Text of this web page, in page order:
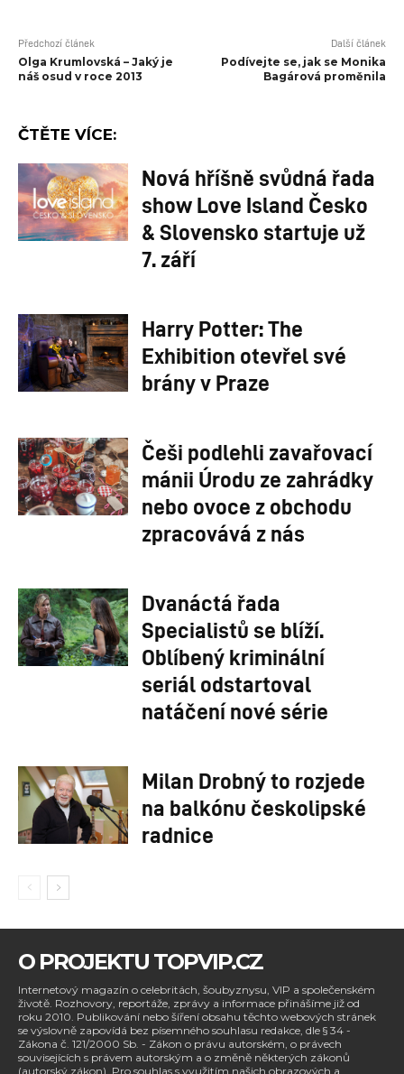
Předchozí článek
Olga Krumlovská – Jaký je
náš osud v roce 2013
Další článek
Podívejte se, jak se Monika
Bagárová proměnila
ČTĚTE VÍCE:
Nová hříšně svůdná řada
show Love Island Česko
& Slovensko startuje už
7. září
Harry Potter: The
Exhibition otevřel své
brány v Praze
Češi podlehli zavařovací
mánii Úrodu ze zahrádky
nebo ovoce z obchodu
zpracovává z nás
Dvanáctá řada
Specialistů se blíží.
Oblíbený kriminální
seriál odstartoval
natáčení nové série
Milan Drobný to rozjede
na balkónu českolipské
radnice
O PROJEKTU TOPVIP.CZ
Internetový magazín o celebritách, šoubyznysu, VIP a společenském
životě. Rozhovory, reportáže, zprávy a informace přinášíme již od
roku 2010. Publikování nebo šíření obsahu těchto webových stránek
se výslovně zapovídá bez písemného souhlasu redakce, dle § 34 -
Zákona č. 121/2000 Sb. - Zákon o právu autorském, o právech
souvisejících s právem autorským a o změně některých zákonů
(autorský zákon). Pro souhlas s využitím našich obrazových a